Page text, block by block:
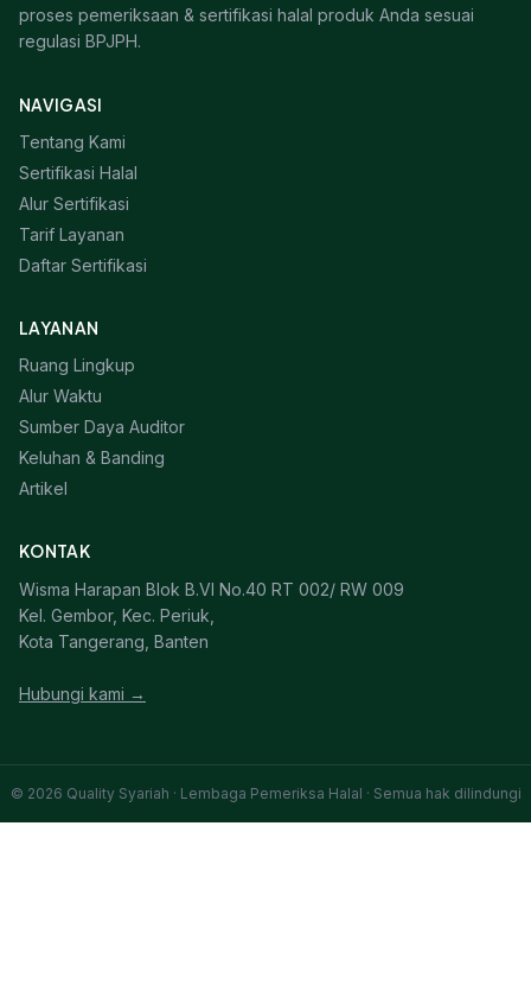
proses pemeriksaan & sertifikasi halal produk Anda sesuai
regulasi BPJPH.
NAVIGASI
Tentang Kami
Sertifikasi Halal
Alur Sertifikasi
Tarif Layanan
Daftar Sertifikasi
LAYANAN
Ruang Lingkup
Alur Waktu
Sumber Daya Auditor
Keluhan & Banding
Artikel
KONTAK
Wisma Harapan Blok B.VI No.40 RT 002/ RW 009
Kel. Gembor, Kec. Periuk,
Kota Tangerang, Banten
Hubungi kami →
© 2026 Quality Syariah · Lembaga Pemeriksa Halal · Semua hak dilindungi